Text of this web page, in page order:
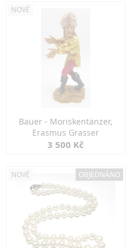
NOVÉ
Bauer - Moriskentänzer,
Erasmus Grasser
3 500 Kč
NOVÉ OBJEDNÁNO